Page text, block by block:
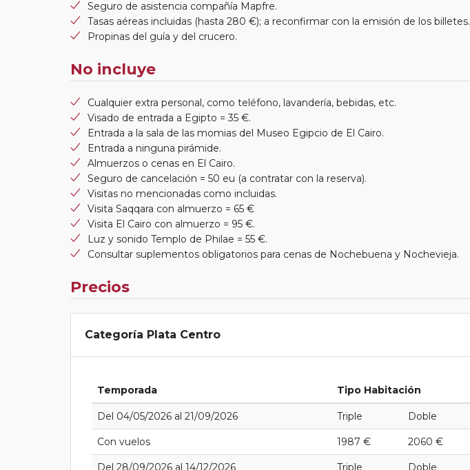
Seguro de asistencia compañía Mapfre.
Tasas aéreas incluidas (hasta 280 €); a reconfirmar con la emisión de los billetes.
Propinas del guía y del crucero.
No incluye
Cualquier extra personal, como teléfono, lavandería, bebidas, etc.
Visado de entrada a Egipto = 35 €.
Entrada a la sala de las momias del Museo Egipcio de El Cairo.
Entrada a ninguna pirámide.
Almuerzos o cenas en El Cairo.
Seguro de cancelación = 50 eu (a contratar con la reserva).
Visitas no mencionadas como incluidas.
Visita Saqqara con almuerzo = 65 €
Visita El Cairo con almuerzo = 95 €.
Luz y sonido Templo de Philae = 55 €.
Consultar suplementos obligatorios para cenas de Nochebuena y Nochevieja.
Precios
Categoría Plata Centro
Temporada Tipo Habitación
Del 04/05/2026 al 21/09/2026 Triple Doble
Con vuelos 1987 € 2060 €
Del 28/09/2026 al 14/12/2026 Triple Doble